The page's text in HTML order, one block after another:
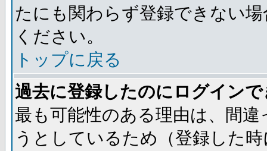
たにも関わらず登録できない
ください。
トップに戻る
過去に登録したのにログイン
最も可能性のある理由は、間
うとしているため（登録した